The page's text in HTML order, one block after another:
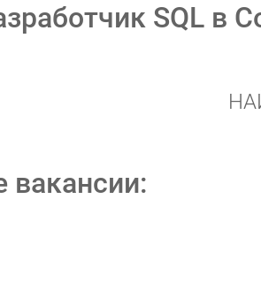
SQL в
вакансии: